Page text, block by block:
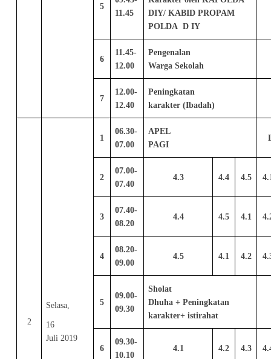
5
11.45
DIY/ KABID PROPAM
POLDA D IY
6
11.45-
12.00
Pengenalan
Warga Sekolah
7
12.00-
12.40
Peningkatan
karakter (Ibadah)
2
Selasa,
16
Juli 2019
1
06.30-
07.00
APEL
PAGI
2
07.00-
07.40
4.3 4.4 4.5
3
07.40-
08.20
4.4 4.5 4.1
4
08.20-
09.00
4.5 4.1 4.2
5
09.00-
09.30
Sholat
Dhuha + Peningkatan
karakter+ istirahat
6
09.30-
10.10
4.1 4.2 4.3